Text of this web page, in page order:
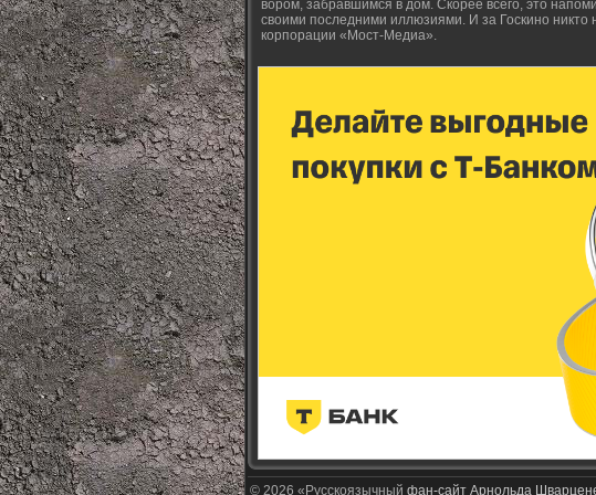
вором, забравшимся в дом. Скорее всего, это
своими последними иллюзиями. И за Госкино никто
корпорации «Мост-Медиа».
© 2026 «Русскоязычный фан-сайт Арнольда